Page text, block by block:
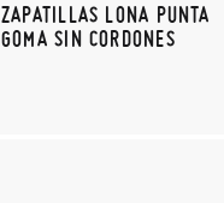
ZAPATILLAS LONA PUNTA
GOMA SIN CORDONES